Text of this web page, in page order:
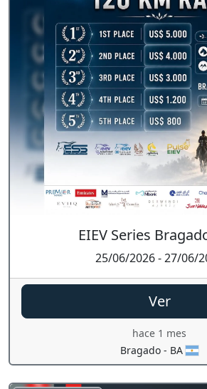
EIEV Series
25/06/2026 - 27/06/
Ver
hace 1 mes
Bragado - BA